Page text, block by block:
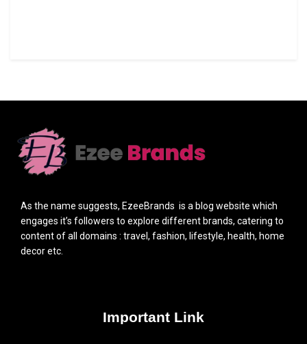
As the name suggests, EzeeBrands is a blog website which
engages it’s followers to explore different brands, catering to
content of all domains : travel, fashion, lifestyle, health, home
decor etc.
Important Link